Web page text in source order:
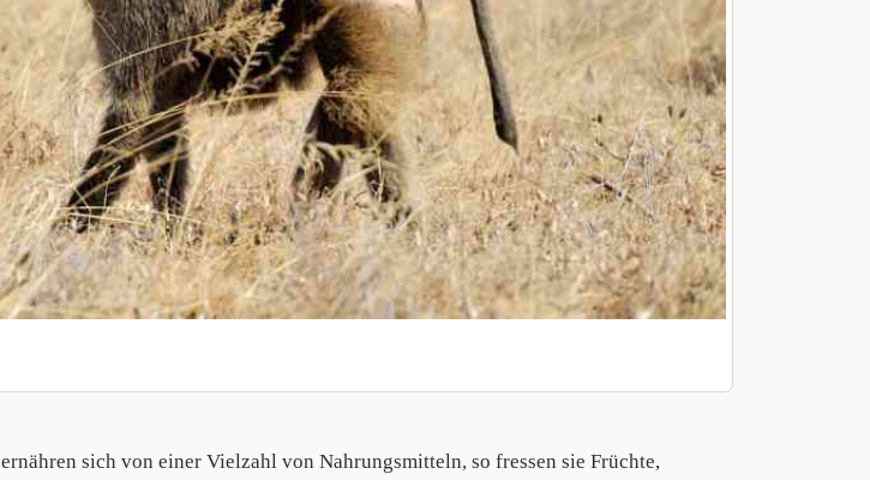
ernähren sich von einer Vielzahl von Nahrungsmitteln, so fressen sie Früchte,